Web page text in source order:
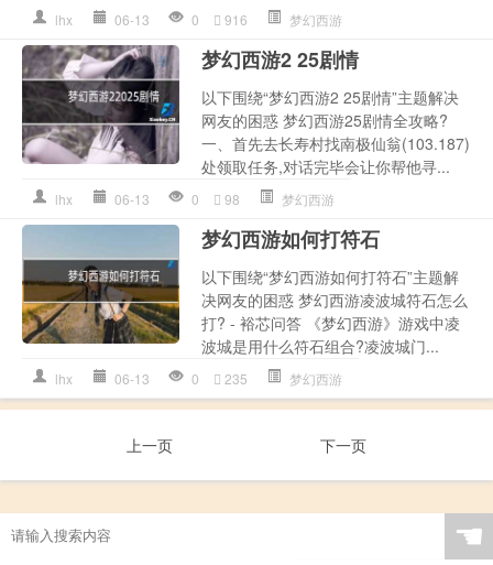
lhx 06-13 0 916 梦幻西游
梦幻西游2 25剧情
以下围绕“梦幻西游2 25剧情”主题解决
网友的困惑 梦幻西游25剧情全攻略?
一、首先去长寿村找南极仙翁(103.187)
处领取任务,对话完毕会让你帮他寻...
lhx 06-13 0 98 梦幻西游
梦幻西游如何打符石
以下围绕“梦幻西游如何打符石”主题解
决网友的困惑 梦幻西游凌波城符石怎么
打? - 裕芯问答 《梦幻西游》游戏中凌
波城是用什么符石组合?凌波城门...
lhx 06-13 0 235 梦幻西游
上一页 下一页
☚